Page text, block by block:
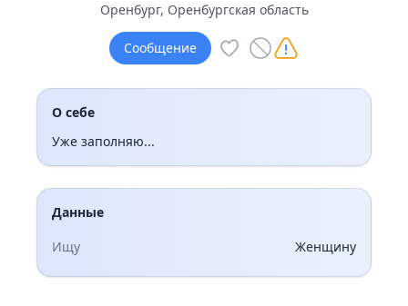
Оренбург, Оренбургская область
Сообщение
О себе
Уже заполняю...
Данные
Ищу
Женщину